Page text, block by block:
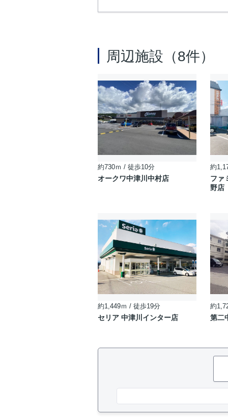
周辺施設（8件）
約730ｍ / 徒歩10分
オークワ中津川中村店
約
ファ
野店
約1,449ｍ / 徒歩19分
セリア 中津川インター店
約
第二